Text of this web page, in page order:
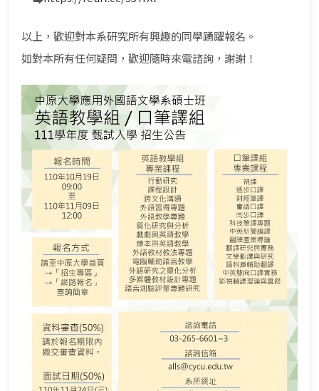
以上，歡迎對本系研究所有興趣的同學踴躍報名。
如對本所有任何疑問，歡迎隨時來電諮詢，謝謝！